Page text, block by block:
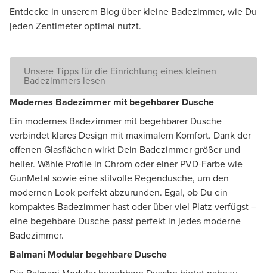
Entdecke in unserem Blog über kleine Badezimmer, wie Du
jeden Zentimeter optimal nutzt.
Unsere Tipps für die Einrichtung eines kleinen
Badezimmers lesen
Modernes Badezimmer mit begehbarer Dusche
Ein modernes Badezimmer mit begehbarer Dusche
verbindet klares Design mit maximalem Komfort. Dank der
offenen Glasflächen wirkt Dein Badezimmer größer und
heller. Wähle Profile in Chrom oder einer PVD-Farbe wie
GunMetal sowie eine stilvolle Regendusche, um den
modernen Look perfekt abzurunden. Egal, ob Du ein
kompaktes Badezimmer hast oder über viel Platz verfügst –
eine begehbare Dusche passt perfekt in jedes moderne
Badezimmer.
Balmani Modular begehbare Dusche